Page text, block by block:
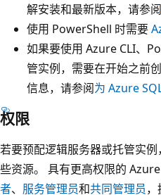
解安装和最新版本，请参阅
使用 PowerShell 时需要
如果要使用 Azure CLI、
管实例，需要在开始之前
信息，请参阅为 Azure
权限
若要预配逻辑服务器或托管实
些资源。 具有更高权限的
者、 服务管理员和共同管理员